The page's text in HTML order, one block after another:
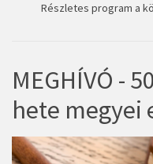
Részletes program a
MEGHÍVÓ -
hete megyei